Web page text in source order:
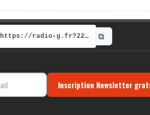
https://radio-g.fr?22193 ⧉
Inscription Newsletter